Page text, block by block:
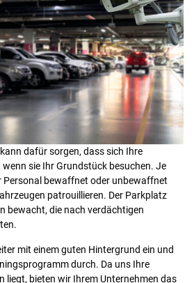
dafür sorgen, dass sich Ihre
sie Ihr Grundstück besuchen. Je
Personal bewaffnet oder unbewaffnet
patrouillieren. Der Parkplatz
bewacht, die nach verdächtigen
mit einem guten Hintergrund ein und
durch. Da uns Ihre
liegt, bieten wir Ihrem Unternehmen das